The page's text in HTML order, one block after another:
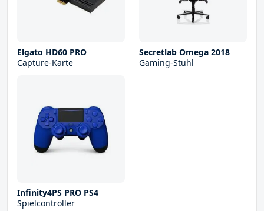
Elgato HD60 PRO
Capture-Karte
Secretlab Omega 2018
Gaming-Stuhl
Infinity4PS PRO PS4
Spielcontroller